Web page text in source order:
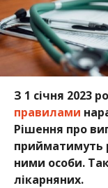
З 1 січня 2023
правилами
Рішення про
прийматимуть
ними особи.
лікарняних.